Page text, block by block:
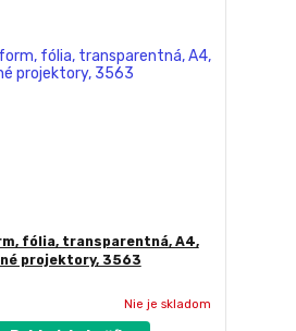
fólia, transparentná, A4,
projektory, 3563
Nie je skladom